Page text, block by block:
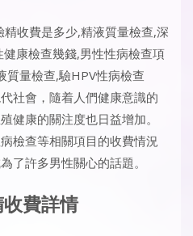
精收費是多少,精液質量檢查,深
康檢查幾錢,男性性病檢查項
質量檢查,驗HPV性病檢查
社會，隨着人們健康意識的
健康的關注度也日益增加。
檢查等相關項目的收費情況
了許多男性關心的話題。
費詳情​​